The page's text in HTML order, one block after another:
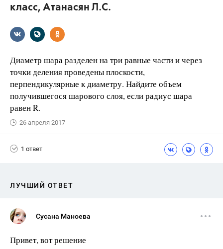
класс, Атанасян Л.С.
Диаметр шара разделен на три равные части и через
точки деления проведены плоскости,
перпендикулярные к диаметру. Найдите объем
получившегося шарового слоя, если радиус шара
равен R.
26 апреля 2017
1 ответ
ЛУЧШИЙ ОТВЕТ
Сусана Маноева
Привет, вот решение